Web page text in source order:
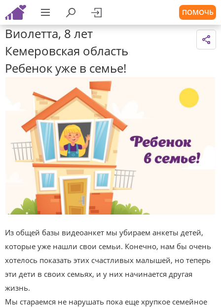
ПОМОЧЬ
Виолетта, 8 лет
Кемеровская область
Ребенок уже в семье!
Из общей базы видеоанкет мы убираем анкеты детей,
которые уже нашли свои семьи. Конечно, нам бы очень
хотелось показать этих счастливых малышей, но теперь
эти дети в своих семьях, и у них начинается другая
жизнь.
Мы стараемся не нарушать пока еще хрупкое семейное